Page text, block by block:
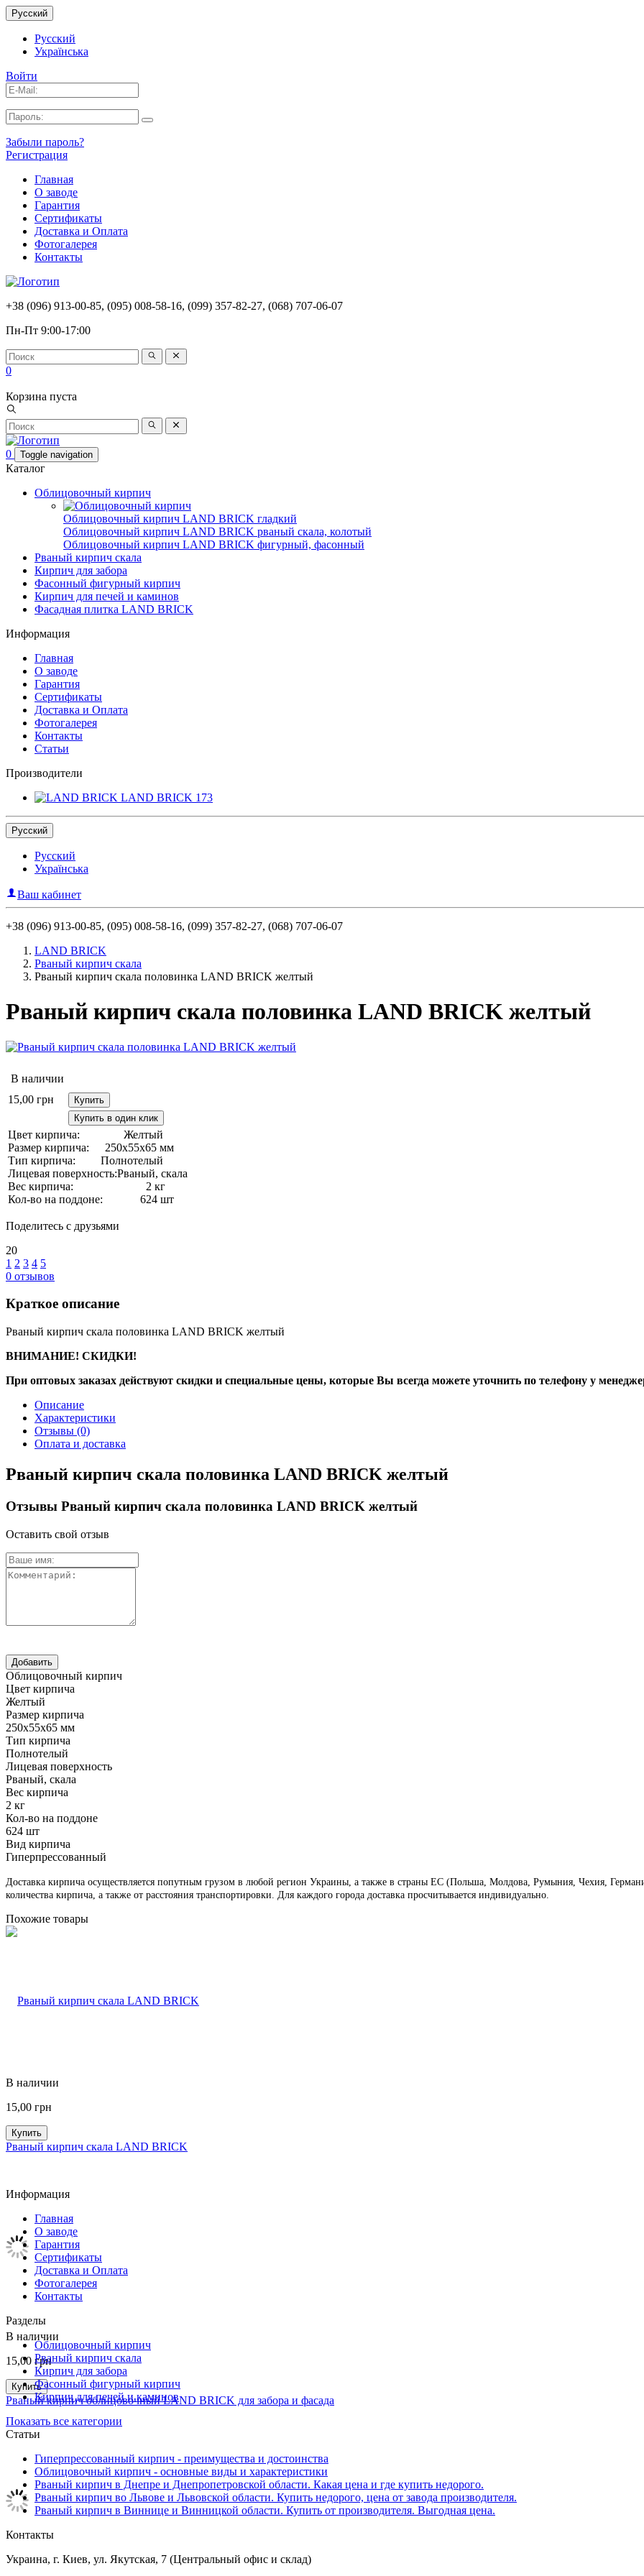
Русский
Русский
Українська
Войти
Забыли пароль?
Регистрация
Главная
О заводе
Гарантия
Сертификаты
Доставка и Оплата
Фотогалерея
Контакты
+38 (096) 913-00-85, (095) 008-58-16, (099) 357-82-27, (068) 707-06-07
Пн-Пт 9:00-17:00
0
Корзина пуста
0 Toggle navigation
Каталог
Облицовочный кирпич
Облицовочный кирпич LAND BRICK гладкий
Облицовочный кирпич LAND BRICK рваный скала, колотый
Облицовочный кирпич LAND BRICK фигурный, фасонный
Рваный кирпич скала
Кирпич для забора
Фасонный фигурный кирпич
Кирпич для печей и каминов
Фасадная плитка LAND BRICK
Информация
Главная
О заводе
Гарантия
Сертификаты
Доставка и Оплата
Фотогалерея
Контакты
Статьи
Производители
LAND BRICK 173
Русский
Русский
Українська
Ваш кабинет
+38 (096) 913-00-85, (095) 008-58-16, (099) 357-82-27, (068) 707-06-07
LAND BRICK
Рваный кирпич скала
Рваный кирпич скала половинка LAND BRICK желтый
Рваный кирпич скала половинка LAND BRICK желтый
В наличии
15,00 грн
Купить
Купить в один клик
Цвет кирпича:
Желтый
Размер кирпича:
250х55х65 мм
Тип кирпича:
Полнотелый
Лицевая поверхность:Рваный, скала
Вес кирпича:
2 кг
Кол-во на поддоне:
624 шт
Поделитесь с друзьями
20
1 2 3 4 5
0 отзывов
Краткое описание
Рваный кирпич скала половинка LAND BRICK желтый
ВНИМАНИЕ! СКИДКИ!
При оптовых заказах действуют скидки и специальные цены, которые Вы всегда можете уточнить по телефону у
Описание
Характеристики
Отзывы (0)
Оплата и доставка
Рваный кирпич скала половинка LAND BRICK желтый
Отзывы Рваный кирпич скала половинка LAND BRICK желтый
Оставить свой отзыв
Облицовочный кирпич
Цвет кирпича
Желтый
Размер кирпича
250х55х65 мм
Тип кирпича
Полнотелый
Лицевая поверхность
Рваный, скала
Вес кирпича
2 кг
Кол-во на поддоне
624 шт
Вид кирпича
Гиперпрессованный
Доставка кирпича осуществляется попутным грузом в любой регион Украины, а также в страны ЕС (Польша, Молдова, Румыния, Чехия,
количества кирпича, а также от расстояния транспортировки. Для каждого города доставка просчитывается индивидуально.
Похожие товары
В наличии
15,00 грн
Купить
Рваный кирпич скала LAND BRICK
В наличии
15,00 грн
Купить
Рваный кирпич облицовочный LAND BRICK для забора и фасада
Информация
Главная
О заводе
Гарантия
Сертификаты
Доставка и Оплата
Фотогалерея
Контакты
Разделы
Облицовочный кирпич
Рваный кирпич скала
Кирпич для забора
Фасонный фигурный кирпич
Кирпич для печей и каминов
Показать все категории
Статьи
Гиперпрессованный кирпич - преимущества и достоинства
Облицовочный кирпич - основные виды и характеристики
Рваный кирпич в Днепре и Днепропетровской области. Какая цена и где купить недорого.
Рваный кирпич во Львове и Львовской области. Купить недорого, цена от завода производителя.
Рваный кирпич в Виннице и Винницкой области. Купить от производителя. Выгодная цена.
Контакты
Украина, г. Киев, ул. Якутская, 7 (Центральный офис и склад)